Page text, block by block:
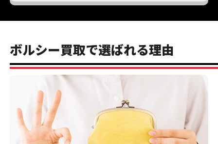
ボルシー買取で選ばれる理由